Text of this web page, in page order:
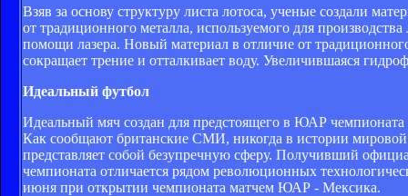
Взяв за основу структуру листа лотоса, ученые создали
от традиционного металла, используемого для
помощи лазера. Новый материал в отличие от
сокращает трение и отталкивает воду. Увеличившаяся
Идеальный футбол
Идеальный мяч создан для предстоящего в ЮАР
Как сообщают британские СМИ, никогда в истории мировой
представляет собой безупречную сферу. Получивший
чемпионата отличается рядом революционных
июня при открытии чемпионата матчем ЮАР - Мексика.